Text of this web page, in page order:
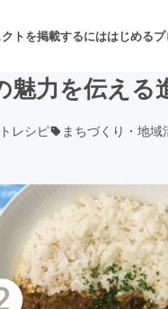
トを掲載するにははじめる
ス開発
力を伝える
レシピ まちづくり・地域